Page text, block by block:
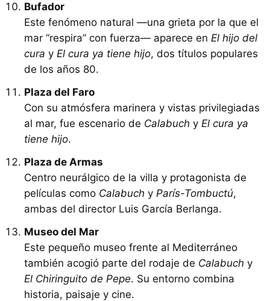
Bufador
Este fenómeno natural —una grieta por la que el
mar “respira” con fuerza— aparece en El hijo del
cura y El cura ya tiene hijo, dos títulos populares
de los años 80.
Plaza del Faro
Con su atmósfera marinera y vistas privilegiadas
al mar, fue escenario de Calabuch y El cura ya
tiene hijo.
Plaza de Armas
Centro neurálgico de la villa y protagonista de
películas como Calabuch y París-Tombuctú,
ambas del director Luis García Berlanga.
Museo del Mar
Este pequeño museo frente al Mediterráneo
también acogió parte del rodaje de Calabuch y
El Chiringuito de Pepe. Su entorno combina
historia, paisaje y cine.